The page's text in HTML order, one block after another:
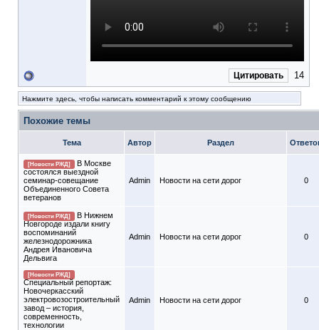
Цитировать 14
Нажмите здесь, чтобы написать комментарий к этому сообщению
Похожие темы
Тема Автор Раздел
[Новости РЖД]
В Москве
состоялся выездной
семинар-совещание
Объединенного Совета
ветеранов
Admin Новости на сети дорог 0
[Новости РЖД]
В Нижнем
Новгороде издали книгу
воспоминаний
железнодорожника
Андрея Ивановича
Дельвига
Admin Новости на сети дорог 0
[Новости РЖД]
Специальный репортаж:
Новочеркасский
электровозостроительный
завод – история,
современность,
технологии
Admin Новости на сети дорог 0